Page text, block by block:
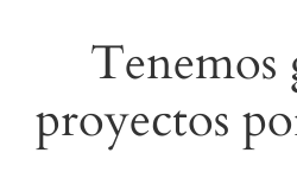
Tenemos
proyectos